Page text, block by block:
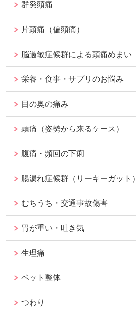
群発頭痛
片頭痛（偏頭痛）
脳過敏症候群による頭痛めまい
栄養・食事・サプリのお悩み
目の奥の痛み
頭痛（姿勢から来るケース）
腹痛・頻回の下痢
腸漏れ症候群（リーキーガット）
むちうち・交通事故傷害
胃が重い・吐き気
生理痛
ペット整体
つわり